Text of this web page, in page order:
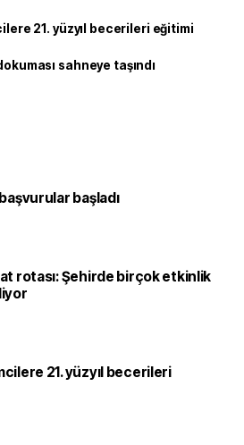
21. yüzyıl becerileri eğitimi
sahneye taşındı
başladı
rotası: Şehirde birçok etkinlik
21. yüzyıl becerileri